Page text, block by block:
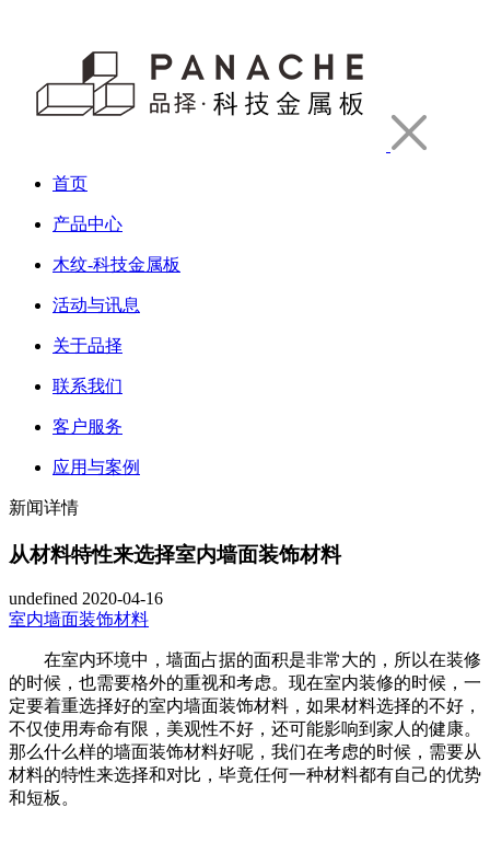
首页
产品中心
木纹-科技金属板
活动与讯息
关于品择
联系我们
客户服务
应用与案例
新闻详情
从材料特性来选择室内墙面装饰材料
undefined 2020-04-16
室内墙面装饰材料
在室内环境中，墙面占据的面积是非常大的，所以在装修
的时候，也需要格外的重视和考虑。现在室内装修的时候，一
定要着重选择好的室内墙面装饰材料，如果材料选择的不好，
不仅使用寿命有限，美观性不好，还可能影响到家人的健康。
那么什么样的墙面装饰材料好呢，我们在考虑的时候，需要从
材料的特性来选择和对比，毕竟任何一种材料都有自己的优势
和短板。